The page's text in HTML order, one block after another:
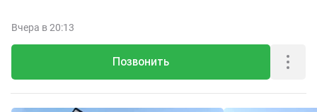
Позвонить
Вчера в 20:13